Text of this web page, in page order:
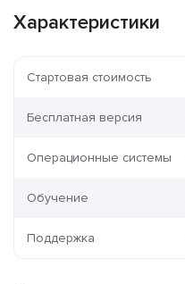
Характеристики
Стартовая стоимость
Бесплатная версия
Операционные системы
Обучение
Поддержка